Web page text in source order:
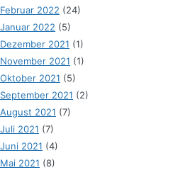
Februar 2022 (24)
Januar 2022 (5)
Dezember 2021 (1)
November 2021 (1)
Oktober 2021 (5)
September 2021 (2)
August 2021 (7)
Juli 2021 (7)
Juni 2021 (4)
Mai 2021 (8)